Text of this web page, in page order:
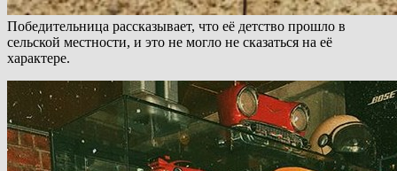
Победительница рассказывает, что её детство прошло в
сельской местности, и это не могло не сказаться на её
характере.